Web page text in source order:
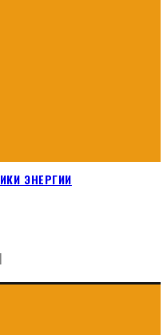
ЭНЕРГИИ